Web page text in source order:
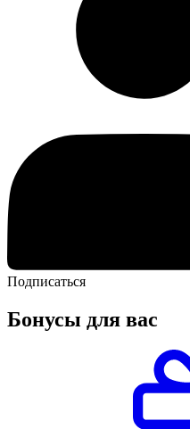
Подписаться
Бонусы для вас